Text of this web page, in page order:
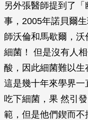
另外張醫師提到了
事，2005年諾貝爾
師沃倫和馬歇爾，
細菌！ 但是沒有人
酸，因此細菌難以生
這是幾十年來學界一
吃下細菌，果 然引
範，但是他們鍥而不